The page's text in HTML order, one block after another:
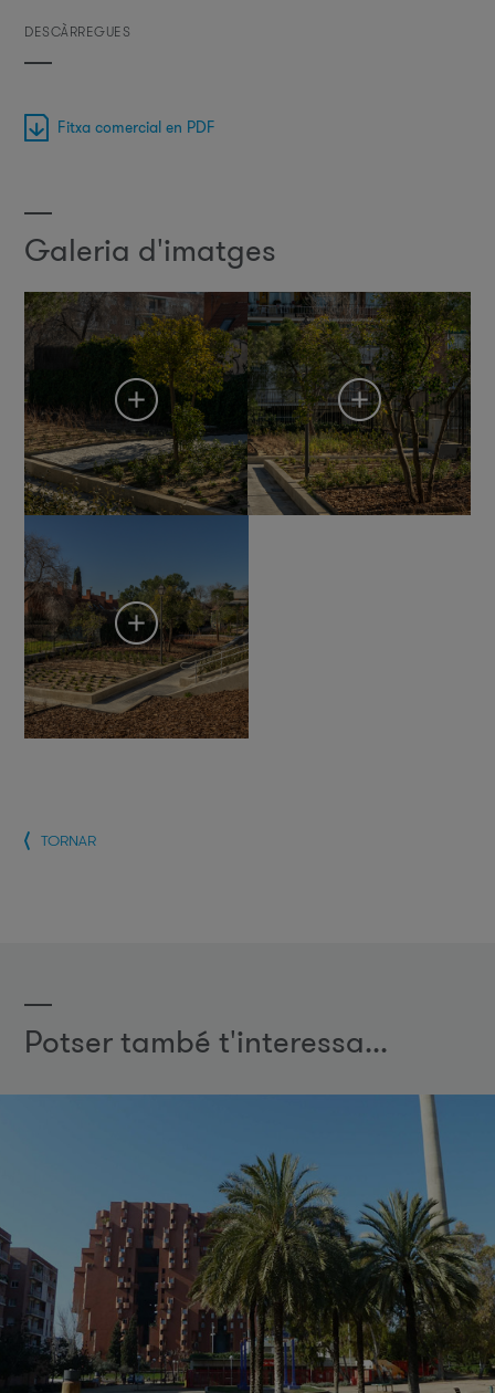
DESCÀRREGUES
Fitxa comercial en PDF
Galeria d'imatges
TORNAR
Potser també t'interessa...